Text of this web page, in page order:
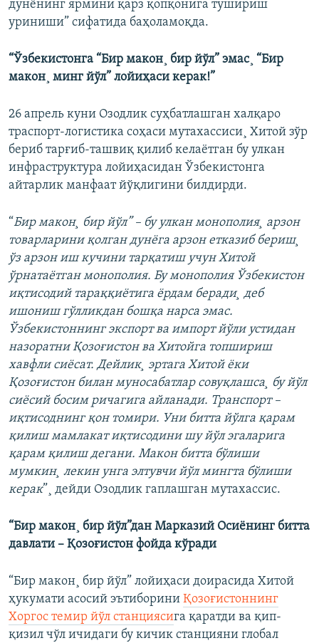
дунëнинг ярмини қарз қопқонига тушириш
уриниши” сифатида баҳоламоқда.
“Ўзбекистонга “Бир макон¸ бир йўл” эмас¸ “Бир
макон¸ минг йўл” лойиҳаси керак!”
26 апрель куни Озодлик суҳбатлашган халқаро
траспорт-логистика соҳаси мутахассиси¸ Хитой зўр
бериб тарғиб-ташвиқ қилиб келаëтган бу улкан
инфраструктура лойиҳасидан Ўзбекистонга
айтарлик манфаат йўқлигини билдирди.
“Бир макон¸ бир йўл” – бу улкан монополия¸ арзон
товарларини қолган дунëга арзон етказиб бериш¸
ўз арзон иш кучини тарқатиш учун Хитой
ўрнатаëтган монополия. Бу монополия Ўзбекистон
иқтисодий тараққиëтига ëрдам беради¸ деб
ишониш гўлликдан бошқа нарса эмас.
Ўзбекистоннинг экспорт ва импорт йўли устидан
назоратни Қозоғистон ва Хитойга топшириш
хавфли сиëсат. Дейлик¸ эртага Хитой ëки
Қозоғистон билан муносабатлар совуқлашса¸ бу йўл
сиëсий босим ричагига айланади. Транспорт –
иқтисоднинг қон томири. Уни битта йўлга қарам
қилиш мамлакат иқтисодини шу йўл эгаларига
қарам қилиш дегани. Макон битта бўлиши
мумкин¸ лекин унга элтувчи йўл мингта бўлиши
керак”¸ дейди Озодлик гаплашган мутахассис.
“Бир макон¸ бир йўл”дан Марказий Осиëнинг битта
давлати – Қозоғистон фойда кўради
“Бир макон¸ бир йўл” лойиҳаси доирасида Хитой
ҳукумати асосий эътиборини Қозоғистоннинг
Хоргос темир йўл станциясига қаратди ва қип-
қизил чўл ичидаги бу кичик станцияни глобал